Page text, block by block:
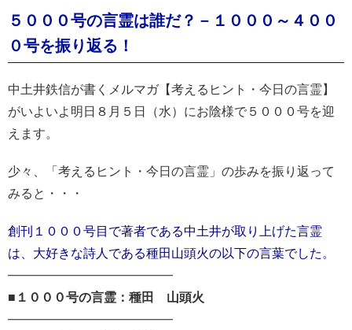
５０００号の言霊は誰だ？－１０００～４００
０号を振り返る！
中土井鉄信が書くメルマガ【考えるヒント・今日の言霊】
がいよいよ明日８月５日（水）にお陰様で５０００号を迎
えます。
少々、「考えるヒント・今日の言霊」の歩みを振り返って
みると・・・
創刊１０００号目で著者である中土井が取り上げた言霊
は、 大好きな詩人である種田山頭火の以下の言葉でした。
━━━━━━━━━━━━━━━
■１０００号の言霊：種田 山頭火
━━━━━━━━━━━━━━━